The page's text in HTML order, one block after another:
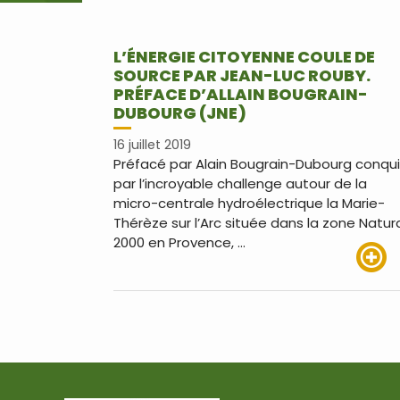
L’ÉNERGIE CITOYENNE COULE DE
SOURCE PAR JEAN-LUC ROUBY.
PRÉFACE D’ALLAIN BOUGRAIN-
DUBOURG (JNE)
16 juillet 2019
Préfacé par Alain Bougrain-Dubourg
par l’incroyable challenge autour de la
micro-centrale hydroélectrique la Marie-
Thérèze sur l’Arc située dans la zone
2000 en Provence, …